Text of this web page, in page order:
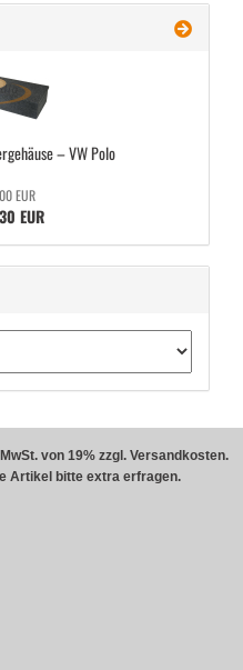
– VW Polo
EUR
EUR
von 19% zzgl. Versandkosten.
Artikel bitte extra erfragen.